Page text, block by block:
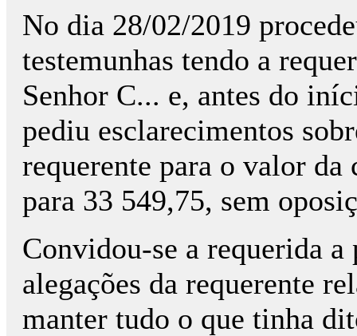
No dia 28/02/2019
testemunhas tendo a
Senhor C... e, antes do
pediu esclarecimentos
requerente para o valor
para 33 549,75, sem
Convidou-se a requerida a
alegações da requerente
manter tudo o que tinha